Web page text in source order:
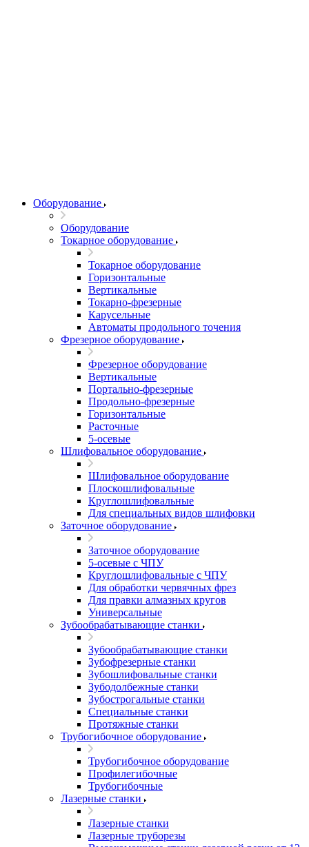
Оборудование
Оборудование
Токарное оборудование
Токарное оборудование
Горизонтальные
Вертикальные
Токарно-фрезерные
Карусельные
Автоматы продольного точения
Фрезерное оборудование
Фрезерное оборудование
Вертикальные
Портально-фрезерные
Продольно-фрезерные
Горизонтальные
Расточные
5-осевые
Шлифовальное оборудование
Шлифовальное оборудование
Плоскошлифовальные
Круглошлифовальные
Для специальных видов шлифовки
Заточное оборудование
Заточное оборудование
5-осевые с ЧПУ
Круглошлифовальные с ЧПУ
Для обработки червячных фрез
Для правки алмазных кругов
Универсальные
Зубообрабатывающие станки
Зубообрабатывающие станки
Зубофрезерные станки
Зубошлифовальные станки
Зубодолбежные станки
Зубострогальные станки
Специальные станки
Протяжные станки
Трубогибочное оборудование
Трубогибочное оборудование
Профилегибочные
Трубогибочные
Лазерные станки
Лазерные станки
Лазерные труборезы